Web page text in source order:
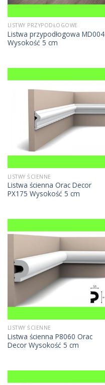
LISTWY PRZYPODŁOGOWE
Listwa przypodłogowa MD004
Wysokość 5 cm
LISTWY ŚCIENNE
Listwa ścienna Orac Decor
PX175 Wysokość 5 cm
LISTWY ŚCIENNE
Listwa ścienna P8060 Orac
Decor Wysokość 5 cm